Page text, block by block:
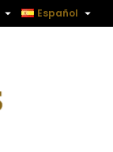
Español 
